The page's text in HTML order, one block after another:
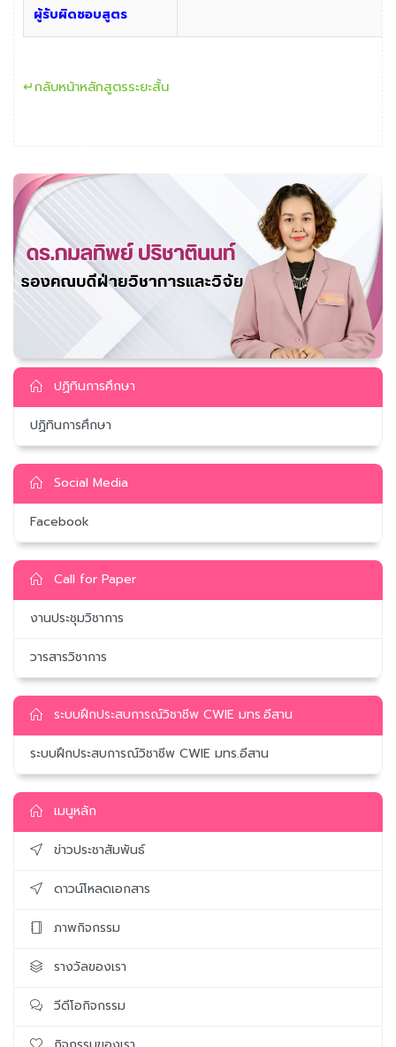
ผู้รับผิดชอบสูตร
↵กลับหน้าหลักสูตรระยะสั้น
ปฏิทินการศึกษา
ปฏิทินการศึกษา
Social Media
Facebook
Call for Paper
งานประชุมวิชาการ
วารสารวิชาการ
ระบบฝึกประสบการณ์วิชาชีพ CWIE มทร.อีสาน
ระบบฝึกประสบการณ์วิชาชีพ CWIE มทร.อีสาน
เมนูหลัก
ข่าวประชาสัมพันธ์
ดาวน์โหลดเอกสาร
ภาพกิจกรรม
รางวัลของเรา
วีดีโอกิจกรรม